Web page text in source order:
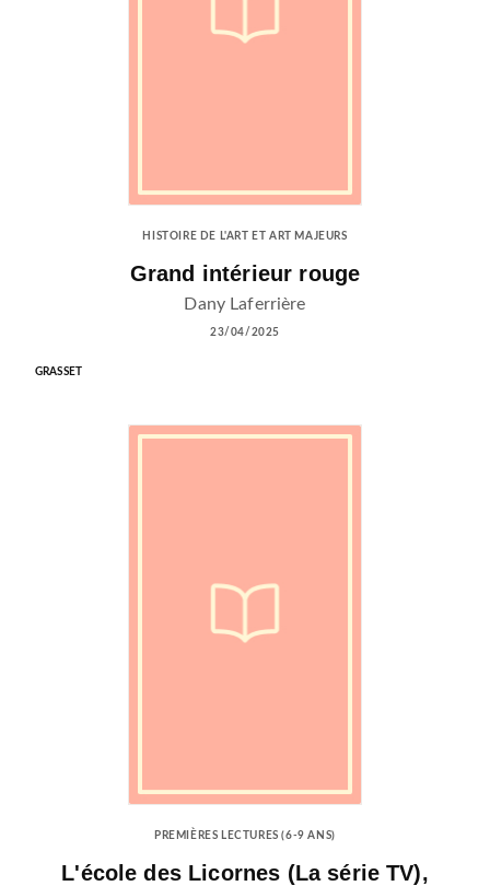
HISTOIRE DE L'ART ET ART MAJEURS
Grand intérieur rouge
Dany Laferrière
23/04/2025
GRASSET
PREMIÈRES LECTURES (6-9 ANS)
L'école des Licornes (La série TV),